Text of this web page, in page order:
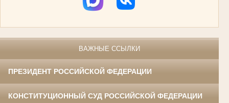
ВАЖНЫЕ ССЫЛКИ
ПРЕЗИДЕНТ РОССИЙСКОЙ ФЕДЕРАЦИИ
КОНСТИТУЦИОННЫЙ СУД РОССИЙСКОЙ ФЕДЕРАЦИИ